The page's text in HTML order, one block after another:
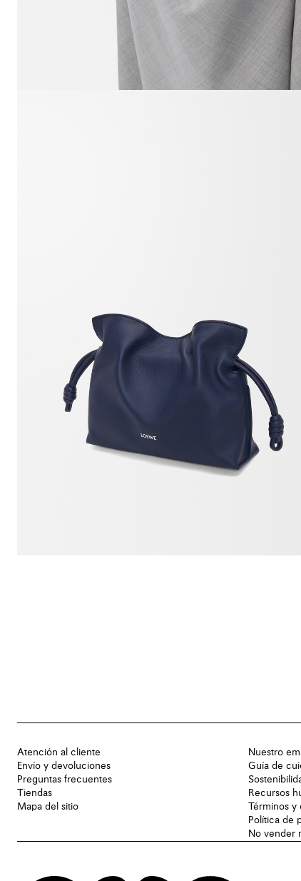
Atención al cliente
Envío y devoluciones
Preguntas frecuentes
Tiendas
Mapa del sitio
Nuestro
Guía de
Recursos
Términos
Política de
No vender